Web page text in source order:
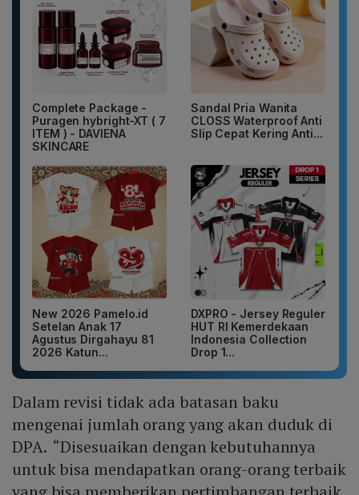
Complete Package -
Puragen hybright-XT ( 7
ITEM ) - DAVIENA
SKINCARE
Sandal Pria Wanita
CLOSS Waterproof Anti
Slip Cepat Kering Anti...
New 2026 Pamelo.id
Setelan Anak 17
Agustus Dirgahayu 81
2026 Katun...
DXPRO - Jersey Reguler
HUT RI Kemerdekaan
Indonesia Collection
Drop 1...
Dalam revisi tidak ada batasan baku
mengenai jumlah orang yang akan duduk di
DPA. “Disesuaikan dengan kebutuhannya
untuk bisa mendapatkan orang-orang terbaik